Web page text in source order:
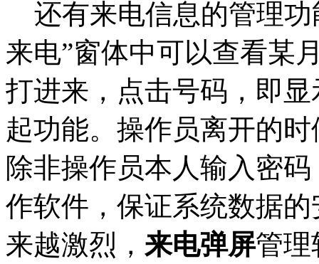
还有来电信息的管理
来电”窗体中可以查看某
打进来，点击号码，即
起功能。操作员离开的
除非操作员本人输入密
作软件，保证系统数据
来越激烈， 来电弹屏管理